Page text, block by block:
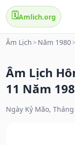
🗓️Amlich.org
Âm Lịch > Năm 1980>
Âm Lịch
11 Năm
Ngày Kỷ Mão,